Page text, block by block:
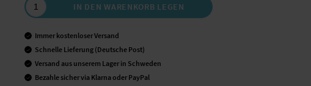
IN DEN WARENKORB LEGEN
Immer kostenloser Versand
Schnelle Lieferung (Deutsche Post)
Versand aus unserem Lager in Schweden
Bezahle sicher via Klarna oder PayPal